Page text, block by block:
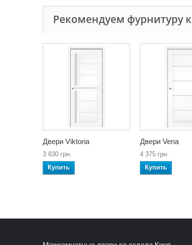
Рекомендуем фурнитуру к
Двери Viktoria
3 830 грн.
Купить
Двери Vena
4 375 грн.
Купить